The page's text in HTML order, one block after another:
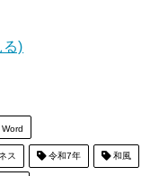
)
Word
ス 令和7年 和風